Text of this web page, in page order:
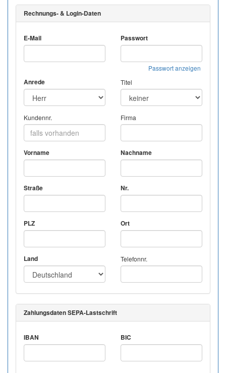
Rechnungs- & Login-Daten
E-Mail Passwort
Passwort anzeigen
Anrede Titel
Kundennr. Firma
Vorname Nachname
Straße Nr.
PLZ Ort
Land Telefonnr.
Zahlungsdaten SEPA-Lastschrift
IBAN BIC